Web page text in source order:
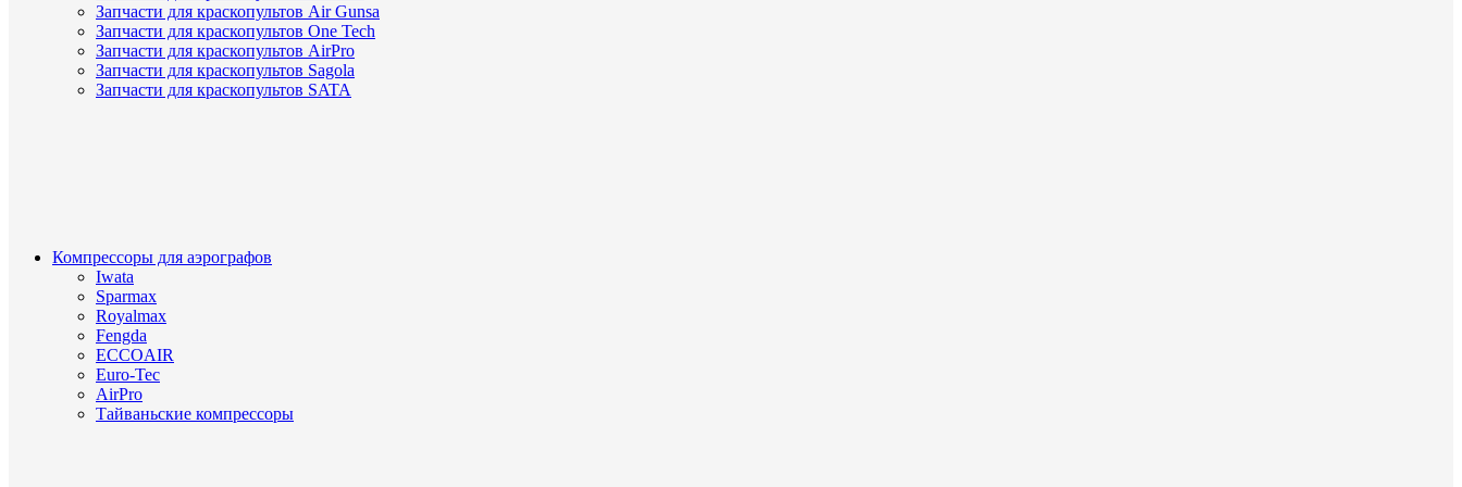
Запчасти для краскопультов Air Gunsa
Запчасти для краскопультов One Tech
Запчасти для краскопультов AirPro
Запчасти для краскопультов Sagola
Запчасти для краскопультов SATA
Компрессоры для аэрографов
Iwata
Sparmax
Royalmax
Fengda
ECCOAIR
Euro-Tec
AirPro
Тайваньские компрессоры